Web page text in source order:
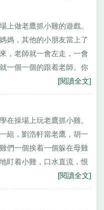
上做老鷹抓小雞的遊戲。
媽，其他的小朋友當上了
，老師就一會左走，一會
一個一個的跟着老師。你
[閱讀全文]
在操場上玩老鷹抓小雞。
組，劉浩軒當老鷹，胡一
們一個挨着一個躲在母雞
盯着小雞，口水直流，恨
[閱讀全文]